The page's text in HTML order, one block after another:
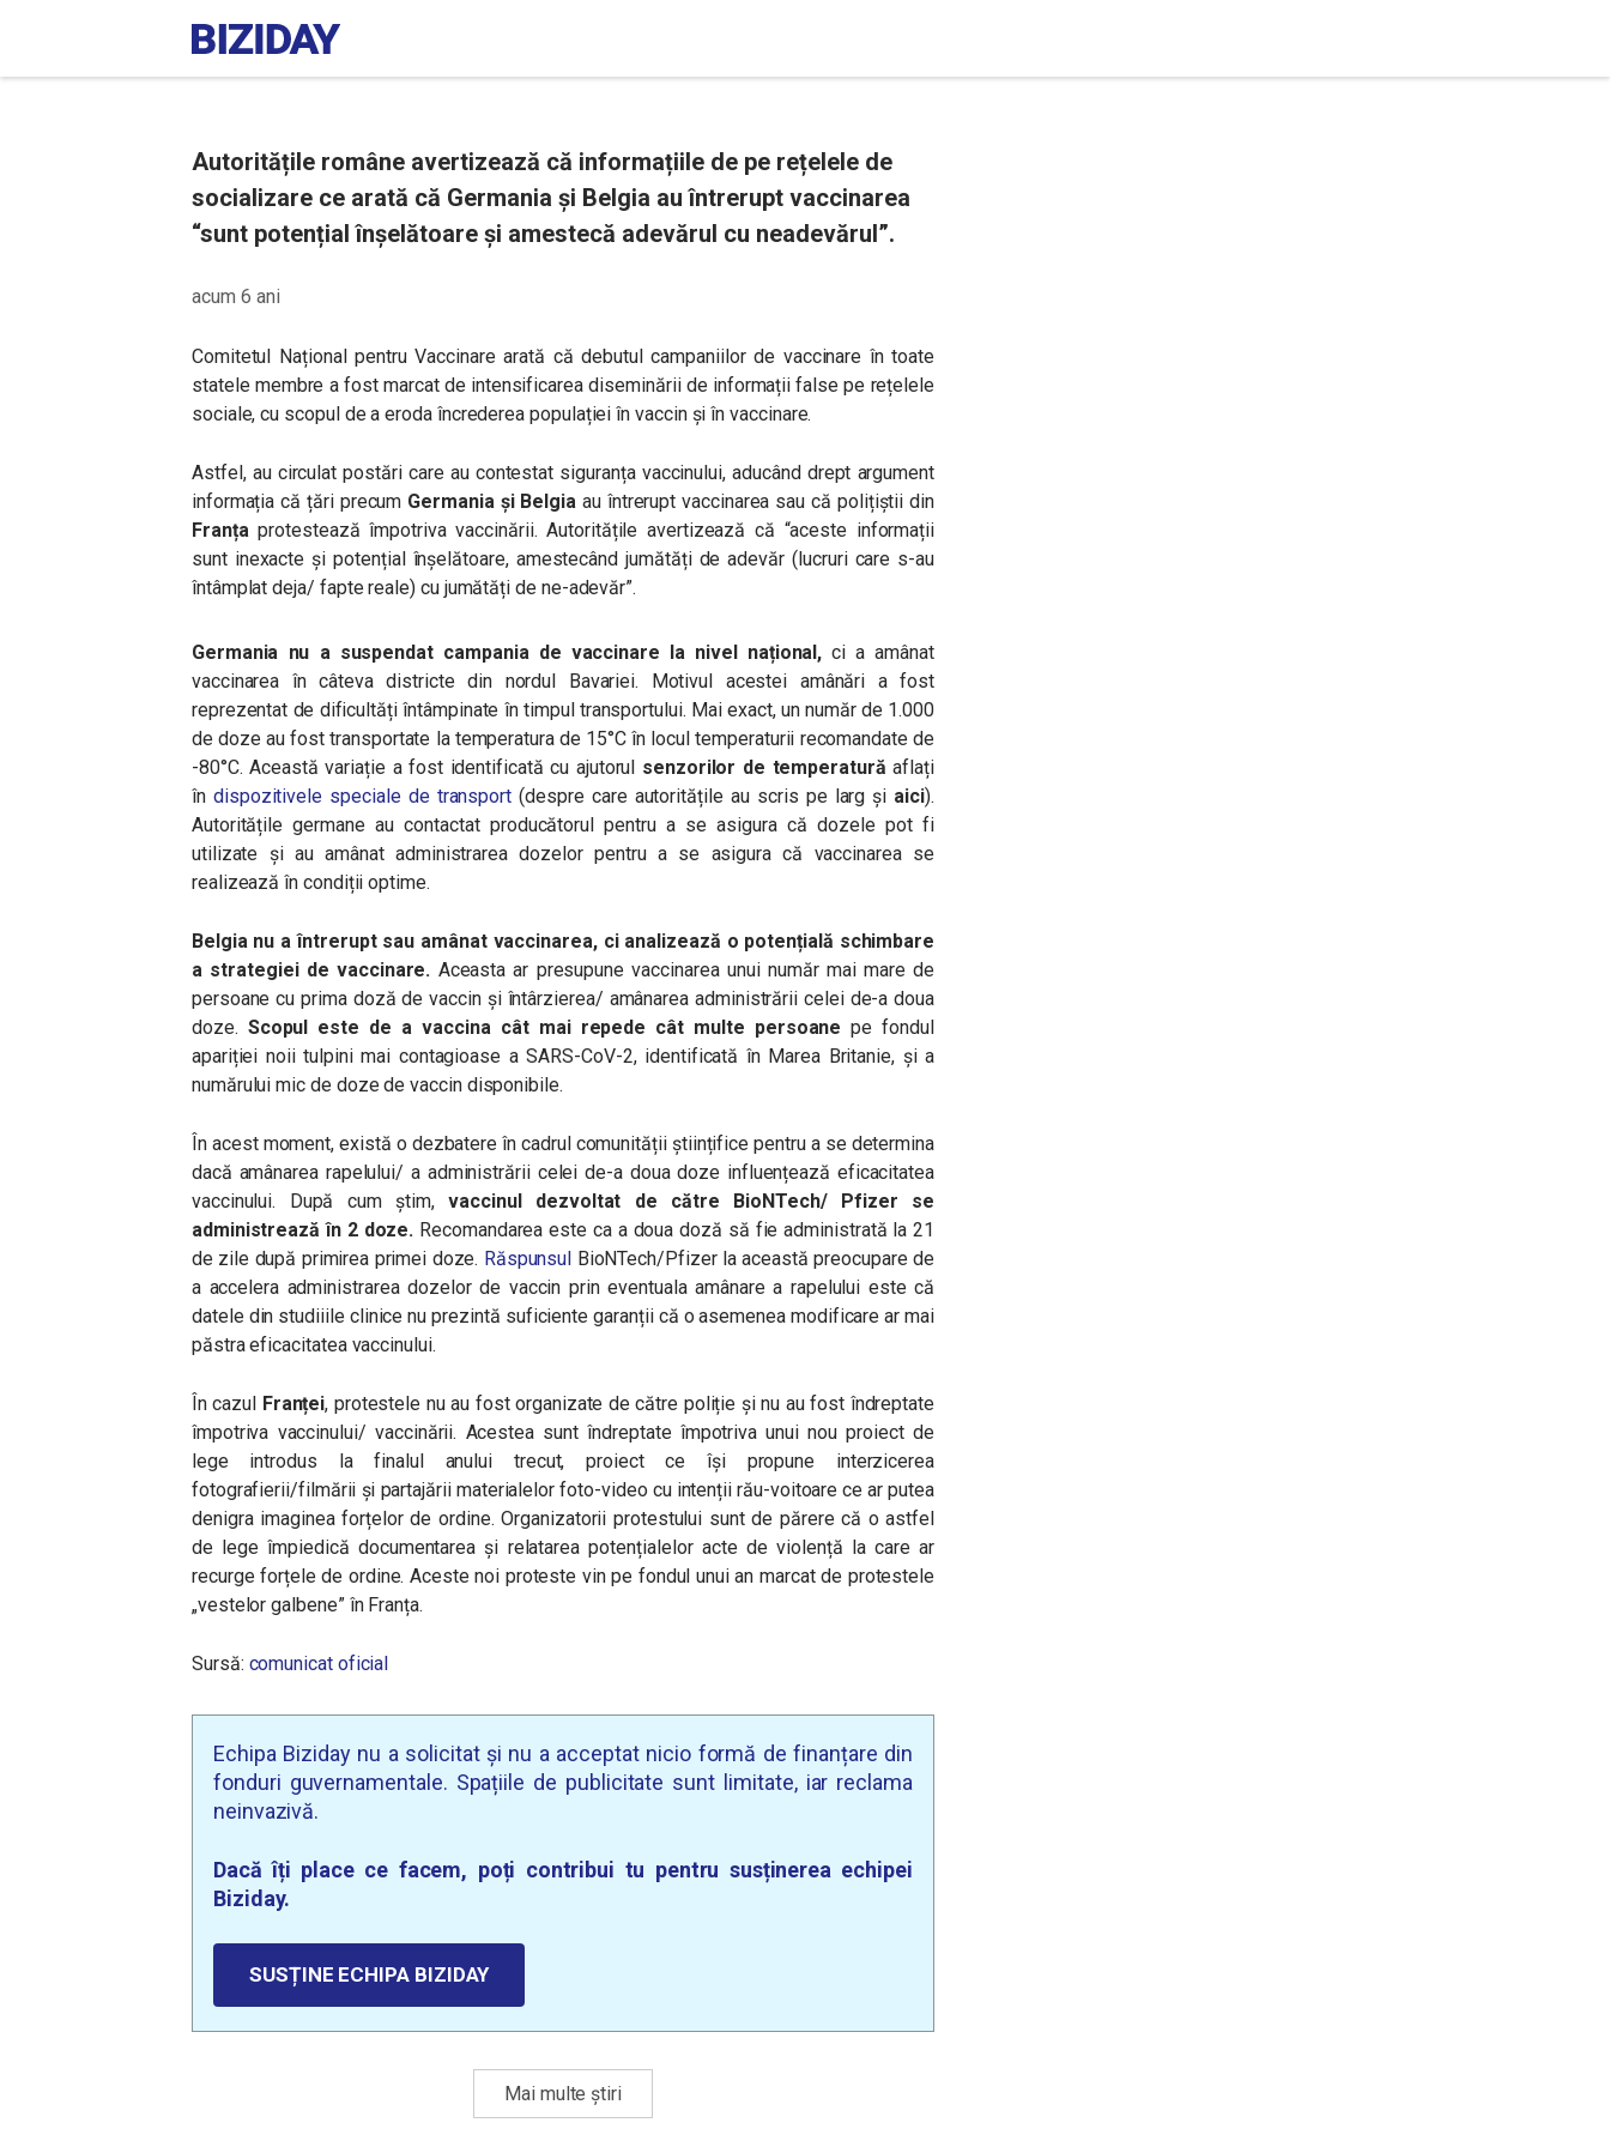
Autoritățile române avertizează că informațiile de pe rețelele de
socializare ce arată că Germania și Belgia au întrerupt vaccinarea
“sunt potențial înșelătoare și amestecă adevărul cu neadevărul”.
acum 6 ani
Comitetul Național pentru Vaccinare arată că debutul campaniilor de vaccinare în toate
statele membre a fost marcat de intensificarea diseminării de informații false pe rețelele
sociale, cu scopul de a eroda încrederea populației în vaccin și în vaccinare.
Astfel, au circulat postări care au contestat siguranța vaccinului, aducând drept argument
informația că țări precum Germania și Belgia au întrerupt vaccinarea sau că polițiștii din
Franțaprotestează împotriva vaccinării. Autoritățile avertizează că “aceste informații
sunt inexacte și potențial înșelătoare, amestecând jumătăți de adevăr (lucruri care s-au
întâmplat deja/ fapte reale) cu jumătăți de ne-adevăr”.
Germania nu a suspendat campania de vaccinare la nivel național, ci a amânat
vaccinarea în câteva districte din nordul Bavariei. Motivul acestei amânări a fost
reprezentat de dificultăți întâmpinate în timpul transportului. Mai exact, un număr de 1.000
de doze au fost transportate la temperatura de 15°C în locul temperaturii recomandate de
-80°C. Această variație a fost identificată cu ajutorul senzorilor de temperatură aflați
în dispozitivele speciale de transport (despre care autoritățile au scris pe larg și aici).
Autoritățile germane au contactat producătorul pentru a se asigura că dozele pot fi
utilizate și au amânat administrarea dozelor pentru a se asigura că vaccinarea se
realizează în condiții optime.
Belgia nu a întrerupt sau amânat vaccinarea, ci analizează o potențială schimbare
a strategiei de vaccinare. Aceasta ar presupune vaccinarea unui număr mai mare de
persoane cu prima doză de vaccin și întârzierea/ amânarea administrării celei de-a doua
doze. Scopul este de a vaccina cât mai repede cât multe persoane pe fondul
apariției noii tulpini mai contagioase a SARS-CoV-2, identificată în Marea Britanie, și a
numărului mic de doze de vaccin disponibile.
În acest moment, există o dezbatere în cadrul comunității științifice pentru a se determina
dacă amânarea rapelului/ a administrării celei de-a doua doze influențează eficacitatea
vaccinului. După cum știm,
vaccinul dezvoltat de către
BioNTech/ Pfizer se
administrează în 2 doze. Recomandarea este ca a doua doză să fie administrată la 21
de zile după primirea primei doze. Răspunsul BioNTech/Pfizer la această preocupare de
a accelera administrarea dozelor de vaccin prin eventuala amânare a rapelului este că
datele din studiiile clinice nu prezintă suficiente garanții că o asemenea modificare ar mai
păstra eficacitatea vaccinului.
În cazul Franței, protestele nu au fost organizate de către poliție și nu au fost îndreptate
împotriva vaccinului/ vaccinării. Acestea sunt îndreptate împotriva unui nou proiect de
lege introdus la finalul anului trecut, proiect ce își propune interzicerea
fotografierii/filmării și partajării materialelor foto-video cu intenții rău-voitoare ce ar putea
denigra imaginea forțelor de ordine. Organizatorii protestului sunt de părere că o astfel
de lege împiedică documentarea și relatarea potențialelor acte de violență la care ar
recurge forțele de ordine. Aceste noi proteste vin pe fondul unui an marcat de protestele
„vestelor galbene” în Franța.
Sursă: comunicat oficial
Echipa Biziday nu a solicitat și nu a acceptat nicio formă de finanțare din
fonduri guvernamentale. Spațiile de publicitate sunt limitate, iar reclama
neinvazivă.
Dacă îți place ce facem, poți contribui tu pentru susținerea echipei
Biziday.
SUSȚINE ECHIPA BIZIDAY
Mai multe știri